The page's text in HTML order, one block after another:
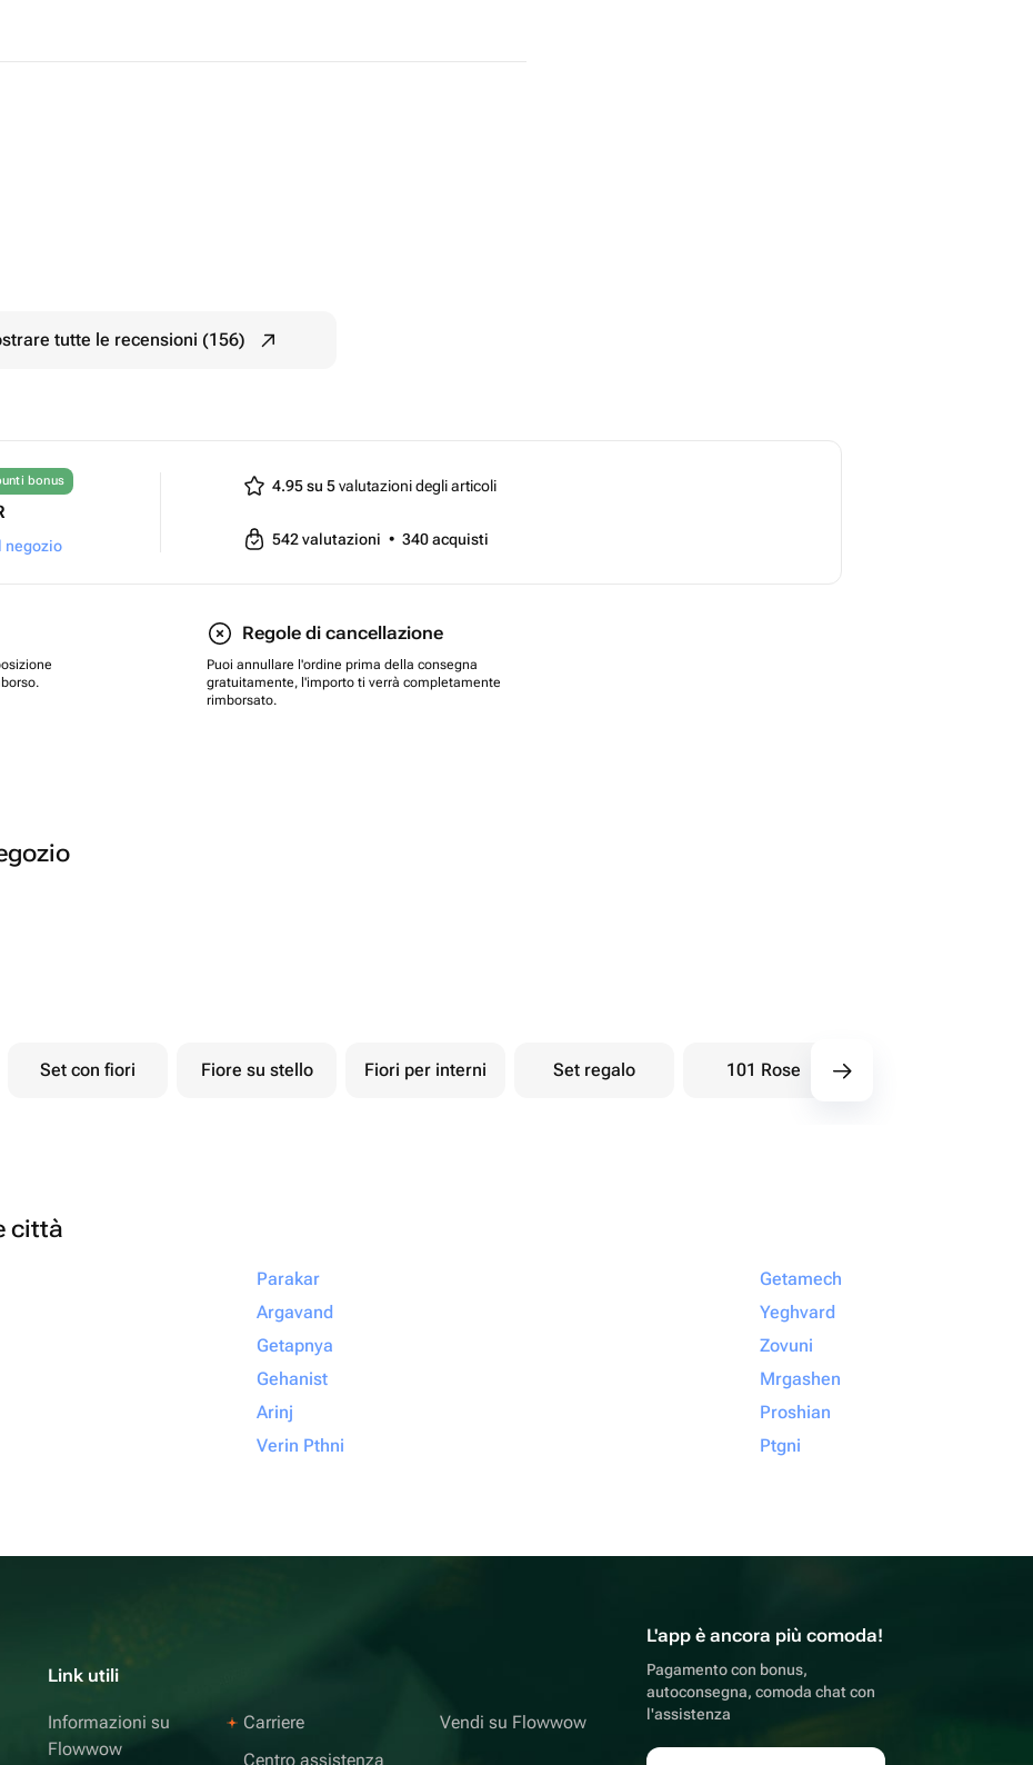
tutte le recensioni (156)
bonus
negozio
4.95 su 5valutazioni degli articoli
542valutazioni • 340acquisti
Regole di cancellazione
Puoi annullare l'ordine prima della consegna
gratuitamente, l'importo ti verrà completamente
rimborsato.
Set con fiori Fiore su stello Fiori per interni Set regalo 101 Rose
città
Parakar
Argavand
Getapnya
Gehanist
Arinj
Verin Pthni
Getamech
Yeghvard
Zovuni
Mrgashen
Proshian
Ptgni
Link utili
Informazioni su
Flowwow
Carriere
Centro assistenza
Vendi su Flowwow
L'app è ancora più comoda!
Pagamento con bonus,
autoconsegna, comoda chat con
l'assistenza